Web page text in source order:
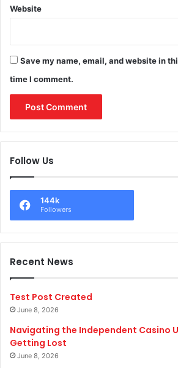
Website
Save my name, email, and website in
time I comment.
Follow Us
144k
Followers
Recent News
Test Post Created
June 8, 2026
Navigating the Independent Casino
Getting Lost
June 8, 2026